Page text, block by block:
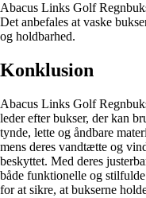
Abacus Links Golf
Det anbefales at vaske
og holdbarhed.
Konklusion
Abacus Links Golf
leder efter bukser, der kan
tynde, lette og åndbare
mens deres vandtætte og
beskyttet. Med deres
både funktionelle og
for at sikre, at bukserne